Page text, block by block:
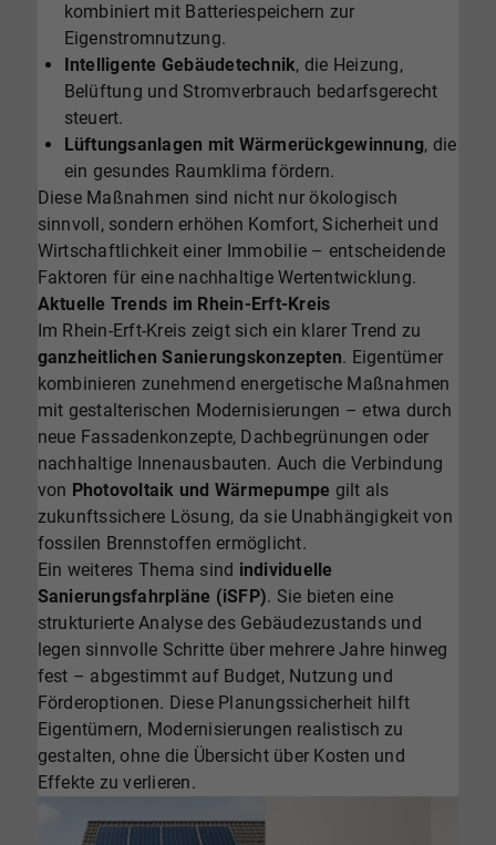
kombiniert mit Batteriespeichern zur
Eigenstromnutzung.
Intelligente Gebäudetechnik, die Heizung,
Belüftung und Stromverbrauch bedarfsgerecht
steuert.
Lüftungsanlagen mit Wärmerückgewinnung, die
ein gesundes Raumklima fördern.
Diese Maßnahmen sind nicht nur ökologisch
sinnvoll, sondern erhöhen Komfort, Sicherheit und
Wirtschaftlichkeit einer Immobilie – entscheidende
Faktoren für eine nachhaltige Wertentwicklung.
Aktuelle Trends im Rhein-Erft-Kreis
Im Rhein-Erft-Kreis zeigt sich ein klarer Trend zu
ganzheitlichen Sanierungskonzepten. Eigentümer
kombinieren zunehmend energetische Maßnahmen
mit gestalterischen Modernisierungen – etwa durch
neue Fassadenkonzepte, Dachbegrünungen oder
nachhaltige Innenausbauten. Auch die Verbindung
von Photovoltaik und Wärmepumpe gilt als
zukunftssichere Lösung, da sie Unabhängigkeit von
fossilen Brennstoffen ermöglicht.
Ein weiteres Thema sind individuelle
Sanierungsfahrpläne (iSFP). Sie bieten eine
strukturierte Analyse des Gebäudezustands und
legen sinnvolle Schritte über mehrere Jahre hinweg
fest – abgestimmt auf Budget, Nutzung und
Förderoptionen. Diese Planungssicherheit hilft
Eigentümern, Modernisierungen realistisch zu
gestalten, ohne die Übersicht über Kosten und
Effekte zu verlieren.